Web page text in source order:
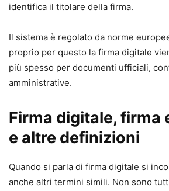
identifica il titolare della firma.
Il sistema è regolato da norme
proprio per questo la firma digitale
più spesso per documenti ufficiali,
amministrative.
Firma digitale, firma
e altre definizioni
Quando si parla di firma digitale si
anche altri termini simili. Non sono